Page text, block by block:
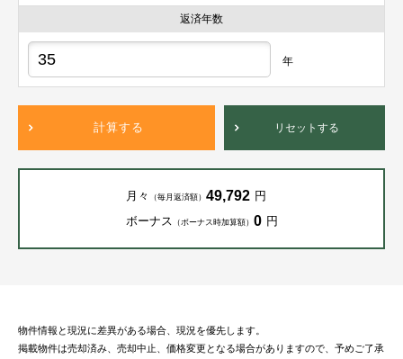
返済年数
年
計算する リセットする
月々 （毎月返済額） 49,792 円
ボーナス
（ボーナス時加算額） 0 円
物件情報と現況に差異がある場合、現況を優先します。
掲載物件は売却済み、売却中止、価格変更となる場合がありますので、予めご了承